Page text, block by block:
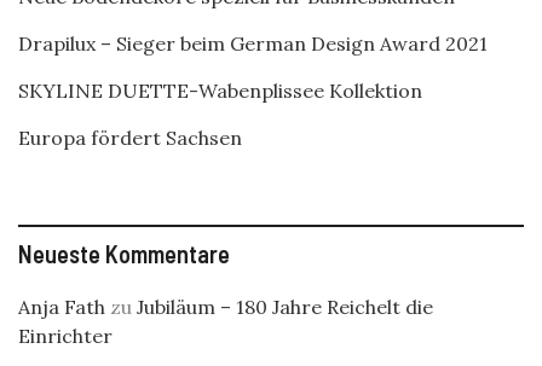
Drapilux – Sieger beim German Design Award 2021
SKYLINE DUETTE-Wabenplissee Kollektion
Europa fördert Sachsen
Neueste Kommentare
Anja Fath zu Jubiläum – 180 Jahre Reichelt die
Einrichter